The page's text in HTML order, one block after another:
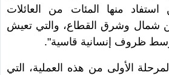
منها المئات من العائلات
من شمال وشرق القطاع، والتي تعيش
ظروف إنسانية قاسية".
الأولى من هذه العملية، التي